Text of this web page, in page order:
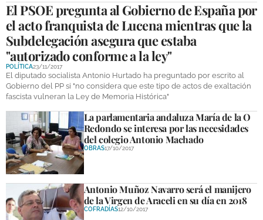
El PSOE pregunta al Gobierno de España por
el acto franquista de Lucena mientras que la
Subdelegación asegura que estaba
"autorizado conforme a la ley"
POLÍTICA23/11/2017
El diputado socialista Antonio Hurtado ha preguntado por escrito al
Gobierno del PP si "no considera que este tipo de actos de exaltación
fascista vulneran la Ley de Memoria Histórica"
La parlamentaria andaluza María de la O
Redondo se interesa por las necesidades
del colegio Antonio Machado
OBRAS17/10/2017
Antonio Muñoz Navarro será el manijero
de la Virgen de Araceli en su día en 2018
COFRADÍAS12/10/2017